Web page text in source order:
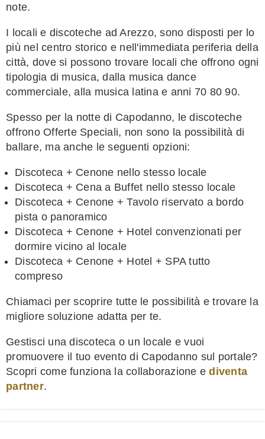
note.
I locali e discoteche ad Arezzo, sono disposti per lo
più nel centro storico e nell'immediata periferia della
città, dove si possono trovare locali che offrono ogni
tipologia di musica, dalla musica dance
commerciale, alla musica latina e anni 70 80 90.
Spesso per la notte di Capodanno, le discoteche
offrono Offerte Speciali, non sono la possibilità di
ballare, ma anche le seguenti opzioni:
Discoteca + Cenone nello stesso locale
Discoteca + Cena a Buffet nello stesso locale
Discoteca + Cenone + Tavolo riservato a bordo
pista o panoramico
Discoteca + Cenone + Hotel convenzionati per
dormire vicino al locale
Discoteca + Cenone + Hotel + SPA tutto
compreso
Chiamaci per scoprire tutte le possibilità e trovare la
migliore soluzione adatta per te.
Gestisci una discoteca o un locale e vuoi
promuovere il tuo evento di Capodanno sul portale?
Scopri come funziona la collaborazione ediventa
partner.